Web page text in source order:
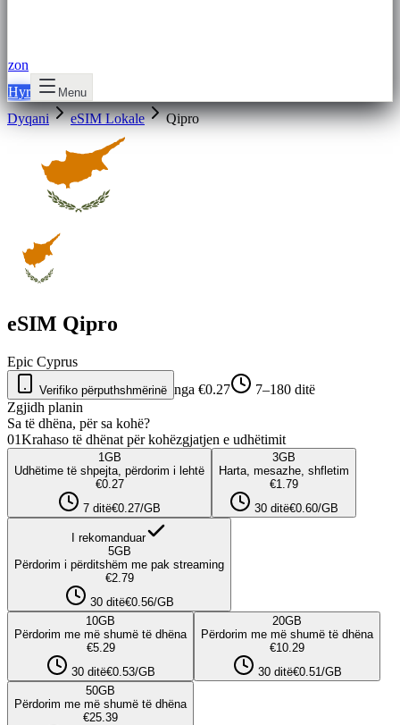
zon
Hyr
Menu
Dyqani eSIM Lokale Qipro
eSIM Qipro
Epic Cyprus
Verifiko përputhshmërinë nga €0.27
7–180 ditë
Zgjidh planin
Sa të dhëna, për sa kohë?
01Krahaso të dhënat për kohëzgjatjen e udhëtimit
1 GB
Udhëtime të shpejta, përdorim i lehtë
€0.27
7 ditë€0.27/GB
3GB
Harta, mesazhe, shfletim
€1.79
30 ditë€0.60/GB
I rekomanduar
5GB
Përdorim i përditshëm me pak streaming
€2.79
30 ditë€0.56/GB
10GB
Përdorim me më shumë të dhëna
€5.29
30 ditë€0.53/GB
20GB
Përdorim me më shumë të dhëna
€10.29
30 ditë€0.51/GB
50GB
Përdorim me më shumë të dhëna
€25.39